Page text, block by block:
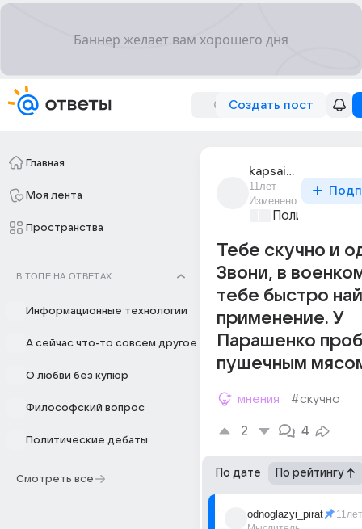
Создать пост
Главная
Моя лента
Пространства
В ТОПЕ НА ОТВЕТАХ
Информационные технологии
А сейчас что-то совсем другое
О любви без купюр
Философский вопрос
Политические дебаты
Смотреть все
kapsaitsinum
11лет
Изменено
Тебе скучно и
Звони, в
тебе быстро
применение. У
Парашенко
пушечным
мнения #скучно
2 4
По дате По рейтингу
odnoglazyi_pirat 11лет